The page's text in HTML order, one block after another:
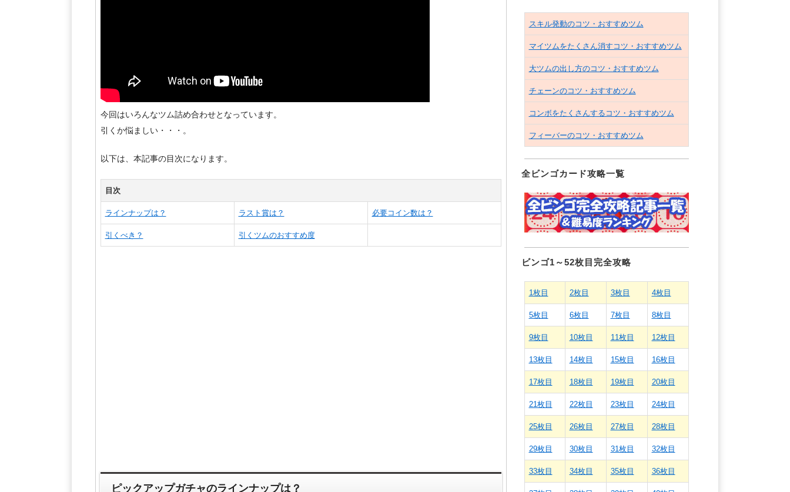
今回はいろんなツム詰め合わせとなっています。
引くか悩ましい・・・。
以下は、本記事の目次になります。
目次
ラインナップは？ ラスト賞は？ 必要コイン数は？
引くべき？ 引くツムのおすすめ度
ピックアップガチャのラインナップは？
スキル発動のコツ・おすすめツム
マイツムをたくさん消すコツ・おすすめツム
大ツムの出し方のコツ・おすすめツム
チェーンのコツ・おすすめツム
コンボをたくさんするコツ・おすすめツム
フィーバーのコツ・おすすめツム
全ビンゴカード攻略一覧
ビンゴ1～52枚目完全攻略
1枚目 2枚目 3枚目 4枚目
5枚目 6枚目 7枚目 8枚目
9枚目 10枚目 11枚目 12枚目
13枚目 14枚目 15枚目 16枚目
17枚目 18枚目 19枚目 20枚目
21枚目 22枚目 23枚目 24枚目
25枚目 26枚目 27枚目 28枚目
29枚目 30枚目 31枚目 32枚目
33枚目 34枚目 35枚目 36枚目